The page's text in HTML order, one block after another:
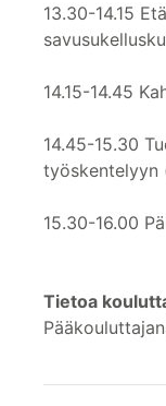
13.30-14.15
14.15-14.45
14.45-15.30
työskentelyyn
15.30-16.00
Tietoa